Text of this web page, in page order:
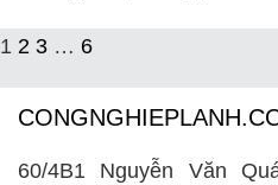
1 2 3 … 6
60/4B1 Nguyễn Văn